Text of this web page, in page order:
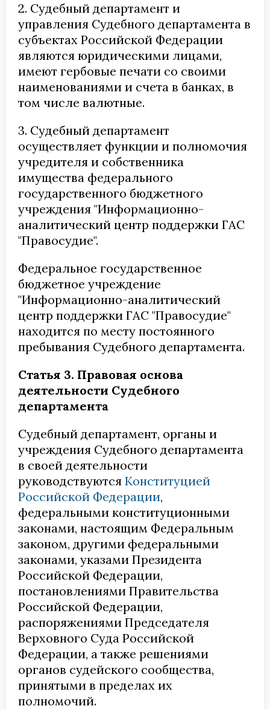
2. Судебный департамент и
управления Судебного департамента в
субъектах Российской Федерации
являются юридическими лицами,
имеют гербовые печати со своими
наименованиями и счета в банках, в
том числе валютные.
3. Судебный департамент
осуществляет функции и полномочия
учредителя и собственника
имущества федерального
государственного бюджетного
учреждения "Информационно-
аналитический центр поддержки ГАС
"Правосудие".
Федеральное государственное
бюджетное учреждение
"Информационно-аналитический
центр поддержки ГАС "Правосудие"
находится по месту постоянного
пребывания Судебного департамента.
Статья 3. Правовая основа
деятельности Судебного
департамента
Судебный департамент, органы и
учреждения Судебного департамента
в своей деятельности
руководствуются Конституцией
Российской Федерации,
федеральными конституционными
законами, настоящим Федеральным
законом, другими федеральными
законами, указами Президента
Российской Федерации,
постановлениями Правительства
Российской Федерации,
распоряжениями Председателя
Верховного Суда Российской
Федерации, а также решениями
органов судейского сообщества,
принятыми в пределах их
полномочий.